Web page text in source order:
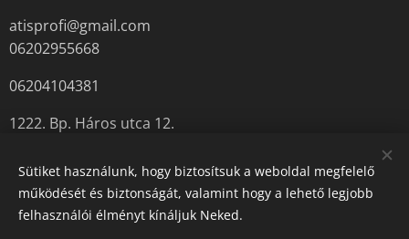
atisprofi@gmail.com
06202955668
06204104381
1222. Bp. Háros utca 12.
A termékek aktuális készletéről érdeklődjön az üzletben, vagy a
megadott elérhetőségek egyikén.
Sütiket használunk, hogy biztosítsuk a weboldal megfelelő
működését és biztonságát, valamint hogy a lehető legjobb
felhasználói élményt kínáljuk Neked.